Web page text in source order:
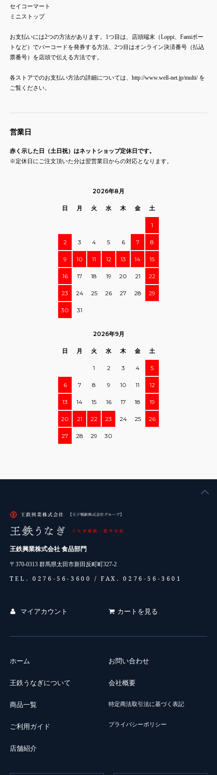
セイコーマート
ミニストップ
お支払いには2つの方法があります。1つ目は、店頭端末（Loppi、Famiポー
トなど）でバーコードを発券する方法、2つ目はオンライン決済番号（払込
票番号）を店頭で伝える方法です。
各ストアでのお支払い方法の詳細については、http://www.well-net.jp/multi/ を
ご覧ください。
営業日
赤く示した日（土日祝）はネットショップ定休日です。
※定休日にご注文頂いた分は翌営業日からの対応となります。
2026年8月
日 月 火 水 木 金 土
1
2 3 4 5 6 7 8
9 10 11 12 13 14 15
16 17 18 19 20 21 22
23 24 25 26 27 28 29
30 31
2026年9月
日 月 火 水 木 金 土
1 2 3 4 5
6 7 8 9 10 11 12
13 14 15 16 17 18 19
20 21 22 23 24 25 26
27 28 29 30
王鉄興業株式会社 食品部門
〒370-0313 群馬県太田市新田反町町327-2
TEL. 0276-56-3600 /FAX. 0276-56-3601
マイアカウント カートを見る
ホーム
王鉄うなぎについて
商品一覧
ご利用ガイド
店舗紹介
お問い合わせ
会社概要
特定商法取引法に基づく表記
プライバシーポリシー